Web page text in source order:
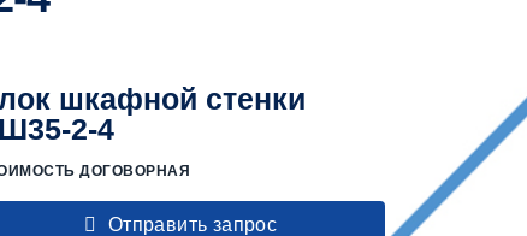
шкафной стенки
2-4
ДОГОВОРНАЯ
Отправить запрос